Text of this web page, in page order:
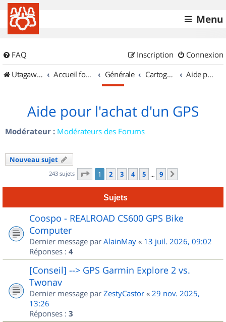
Menu
FAQ Connexion
Inscription
UtagawaVTT (Randos VTT et VTTAE avec traces GPS)
Accueil forum Générale Cartographie et GPS Aide pour l'achat d'un GPS
Aide pour l'achat d'un GPS
Modérateur : Modérateurs des Forums
Nouveau sujet
243 sujets Page 1sur
1 2 3 4 5 … 9
Sujets
Coospo - REALROAD CS600 GPS Bike
Computer
Dernier message par AlainMay « 13 juil. 2026, 09:02
Réponses : 4
[Conseil] --> GPS Garmin Explore 2 vs.
Twonav
Dernier message par ZestyCastor « 29 nov. 2025,
13:26
Réponses : 3